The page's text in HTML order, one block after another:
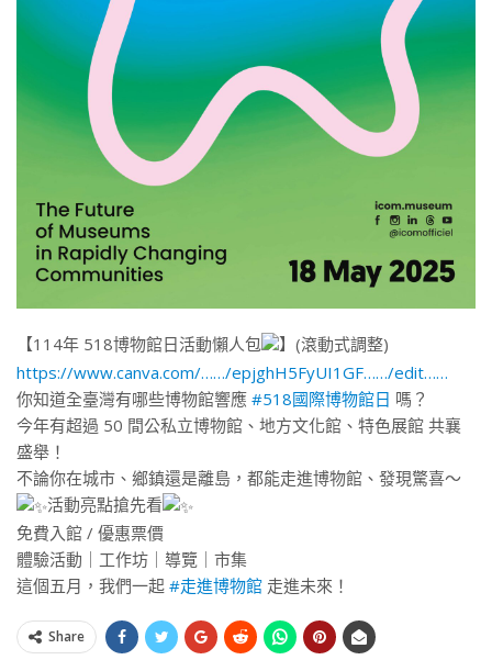
【114年 518博物館日活動懶人包
】(滾動式調整)
https://www.canva.com/……/epjghH5FyUI1GF……/edit……
你知道全臺灣有哪些博物館響應 #518國際博物館日 嗎？
今年有超過 50 間公私立博物館、地方文化館、特色展館 共襄
盛舉！
不論你在城市、鄉鎮還是離島，都能走進博物館、發現驚喜～
活動亮點搶先看
免費入館 / 優惠票價
體驗活動｜工作坊｜導覽｜市集
這個五月，我們一起 #走進博物館 走進未來！
Share